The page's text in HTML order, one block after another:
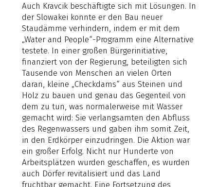
Auch Kravcik beschäftigte sich mit Lösungen. In
der Slowakei konnte er den Bau neuer
Staudämme verhindern, indem er mit dem
„Water and People“-Programm eine Alternative
testete. In einer großen Bürgerinitiative,
finanziert von der Regierung, beteiligten sich
Tausende von Menschen an vielen Orten
daran, kleine „Checkdams“ aus Steinen und
Holz zu bauen und genau das Gegenteil von
dem zu tun, was normalerweise mit Wasser
gemacht wird: Sie verlangsamten den Abfluss
des Regenwassers und gaben ihm somit Zeit,
in den Erdkörper einzudringen. Die Aktion war
ein großer Erfolg. Nicht nur Hunderte von
Arbeitsplätzen wurden geschaffen, es wurden
auch Dörfer revitalisiert und das Land
fruchtbar gemacht. Eine Fortsetzung des